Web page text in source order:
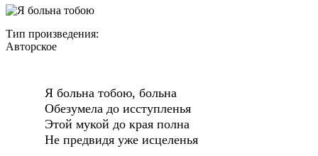
Тип произведения:
Авторское
Я больна тобою, больна
Обезумела до исступленья
Этой мукой до края полна
Не предвидя уже исцеленья